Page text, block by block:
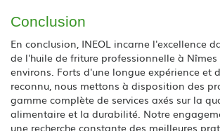
Conclusion
En conclusion, INEOL incarne l'excellence
de l'huile de friture professionnelle à Nîmes
environs. Forts d'une longue expérience et
reconnu, nous mettons à disposition des
gamme complète de services axés sur la
alimentaire et la durabilité. Notre
une recherche constante des meilleures